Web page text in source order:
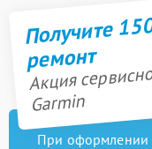
Получите
ремонт
Акция
Garmin
При оформлении